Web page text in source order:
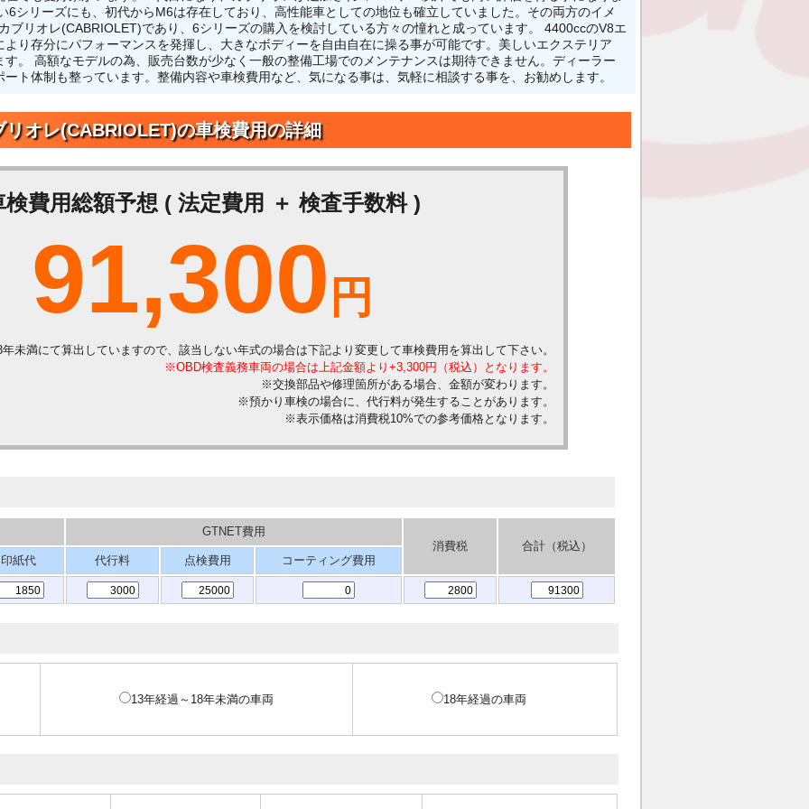
6シリーズにも、初代からM6は存在しており、高性能車としての地位も確立していました。その両方のイメ
ブリオレ(CABRIOLET)であり、6シリーズの購入を検討している方々の憧れと成っています。 4400ccのV8エ
り存分にパフォーマンスを発揮し、大きなボディーを自由自在に操る事が可能です。美しいエクステリア
。 高額なモデルの為、販売台数が少なく一般の整備工場でのメンテナンスは期待できません。ディーラー
ト体制も整っています。整備内容や車検費用など、気になる事は、気軽に相談する事を、お勧めします。
リオレ(CABRIOLET)の車検費用の詳細
検費用総額予想 ( 法定費用 ＋ 検査手数料 )
91,300 円
未満にて算出していますので、該当しない年式の場合は下記より変更して車検費用を算出して下さい。
※OBD検査義務車両の場合は上記金額より+3,300円（税込）となります。
※交換部品や修理箇所がある場合、金額が変わります。
※預かり車検の場合に、代行料が発生することがあります。
※表示価格は消費税10%での参考価格となります。
GTNET費用
消費税
合計（税込）
印紙代
代行料 点検費用 コーティング費用
13年経過～18年未満の車両 18年経過の車両